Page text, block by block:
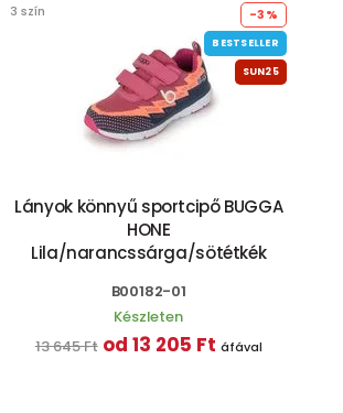
3 szín -3%
BESTSELLER
SUN25
Lányok könnyű sportcipő BUGGA
HONE
Lila/narancssárga/sötétkék
B00182-01
Készleten
13 645 Ft od 13 205 Ft áfával